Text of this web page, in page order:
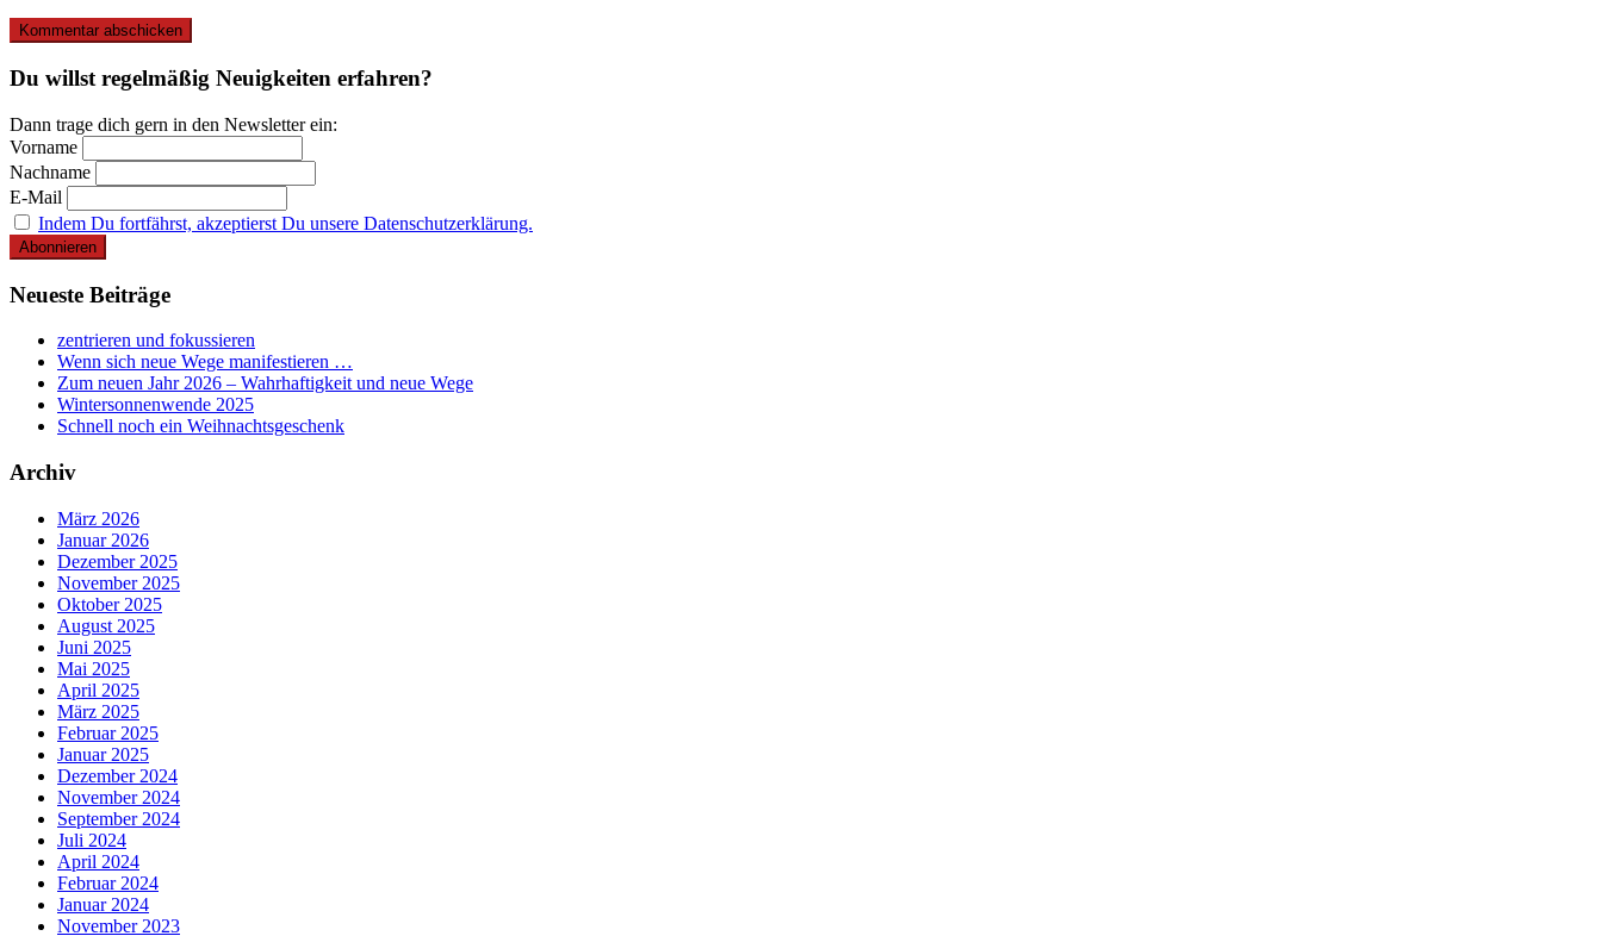
Du willst regelmäßig Neuigkeiten erfahren?
Dann trage dich gern in den Newsletter ein:
Vorname
Nachname
E-Mail
Indem Du fortfährst, akzeptierst Du unsere Datenschutzerklärung.
Neueste Beiträge
zentrieren und fokussieren
Wenn sich neue Wege manifestieren …
Zum neuen Jahr 2026 – Wahrhaftigkeit und neue Wege
Wintersonnenwende 2025
Schnell noch ein Weihnachtsgeschenk
Archiv
März 2026
Januar 2026
Dezember 2025
November 2025
Oktober 2025
August 2025
Juni 2025
Mai 2025
April 2025
März 2025
Februar 2025
Januar 2025
Dezember 2024
November 2024
September 2024
Juli 2024
April 2024
Februar 2024
Januar 2024
November 2023